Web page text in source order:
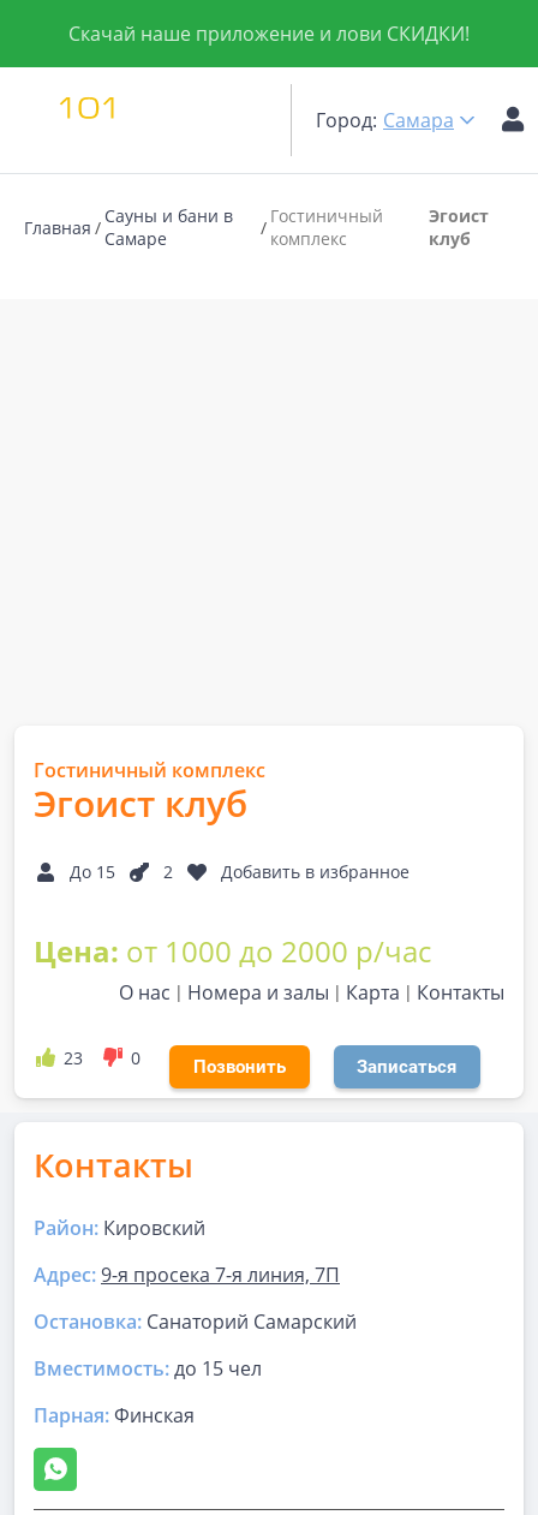
Скачай наше приложение и лови СКИДКИ!
Город: Самара
Главная
Сауны и бани в
Самаре
Гостиничный
комплекс
Эгоист
клуб
Гостиничный комплекс
Эгоист клуб
До 15 2 Добавить в избранное
Цена: от 1000 до 2000 р/час
О нас Номера и залы Карта Контакты
23 0 Позвонить Записаться
Контакты
Район: Кировский
Адрес:9-я просека 7-я линия, 7П
Остановка: Санаторий Самарский
Вместимость:до 15 чел
Парная:Финская